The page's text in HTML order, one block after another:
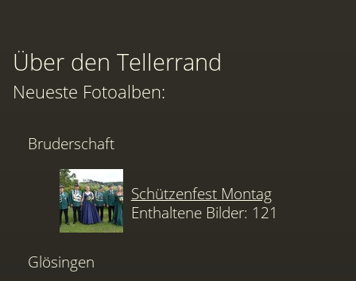
Über den Tellerrand
Neueste Fotoalben:
Bruderschaft
Schützenfest Montag
Enthaltene Bilder: 121
Glösingen